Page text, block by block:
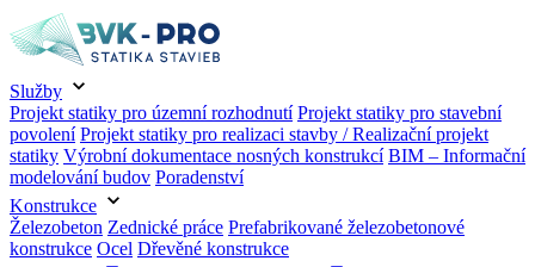
Služby
Projekt statiky pro územní rozhodnutí Projekt statiky pro stavební
povolení Projekt statiky pro realizaci stavby / Realizační projekt
statiky Výrobní dokumentace nosných konstrukcí BIM – Informační
modelování budov Poradenství
Konstrukce
Železobeton Zednické práce Prefabrikované železobetonové
konstrukce Ocel Dřevěné konstrukce